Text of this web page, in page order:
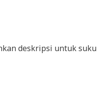
deskripsi untuk suku